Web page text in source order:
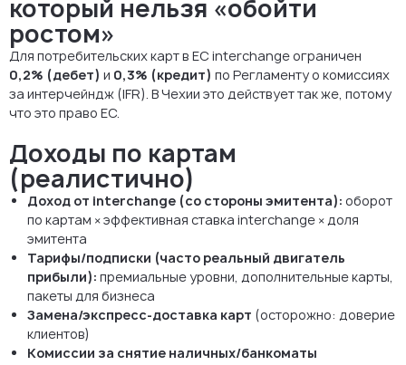
который нельзя «обойти
ростом»
Для потребительских карт в ЕС interchange ограничен
0,2% (дебет) и 0,3% (кредит) по Регламенту о комиссиях
за интерчейндж (IFR). В Чехии это действует так же, потому
что это право ЕС.
Доходы по картам
(реалистично)
Доход от interchange (со стороны эмитента): оборот
по картам × эффективная ставка interchange × доля
эмитента
Тарифы/подписки (часто реальный двигатель
прибыли): премиальные уровни, дополнительные карты,
пакеты для бизнеса
Замена/экспресс-доставка карт (осторожно: доверие
клиентов)
Комиссии за снятие наличных/банкоматы